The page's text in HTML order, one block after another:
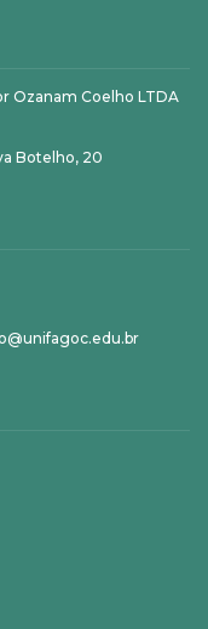
Ozanam Coelho LTDA
Botelho, 20